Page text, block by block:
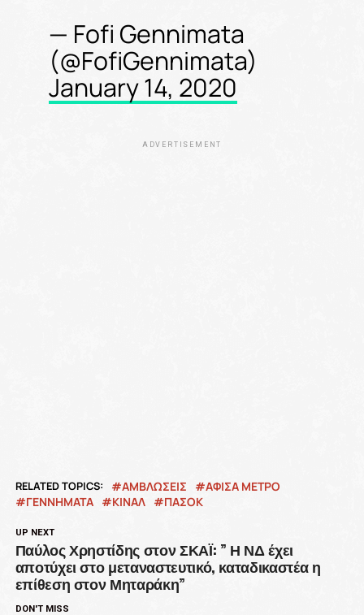
— Fofi Gennimata
(@FofiGennimata)
January 14, 2020
ADVERTISEMENT
RELATED TOPICS: ΑΜΒΛΩΣΕΙΣ
ΑΦΊΣΑ ΜΕΤΡΌ
ΓΕΝΝΗΜΑΤΑ
ΚΙΝΑΛ ΠΑΣΟΚ
UP NEXT
Παύλος Χρηστίδης στον ΣΚΑΪ: ” Η ΝΔ έχει
αποτύχει στο μεταναστευτικό, καταδικαστέα η
επίθεση στον Μηταράκη”
DON'T MISS